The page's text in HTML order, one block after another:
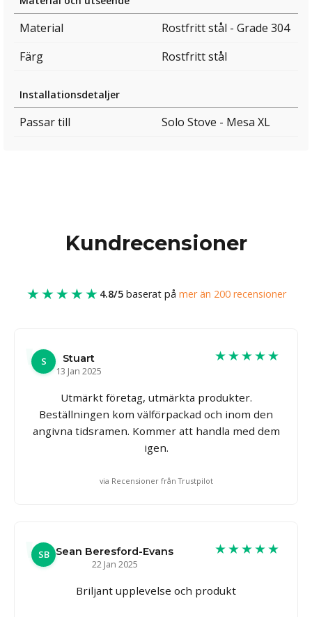
Material
Rostfritt stål - Grade 304
Färg
Rostfritt stål
Installationsdetaljer
Passar till Solo Stove - Mesa XL
Kundrecensioner
★★★★★ 4.8/5baserat på mer än 200 recensioner
S
Stuart
13 Jan 2025
★★★★★
Utmärkt företag, utmärkta produkter.
Beställningen kom välförpackad och inom den
angivna tidsramen. Kommer att handla med dem
igen.
via Recensioner från Trustpilot
SB Sean Beresford-Evans
22 Jan 2025
★★★★★
Briljant upplevelse och produkt